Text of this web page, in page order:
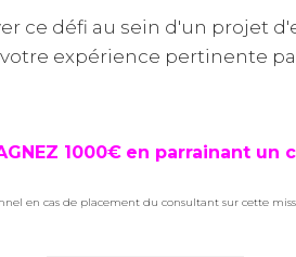
ce défi au sein d'un projet
expérience pertinente
1000€ en parrainant un
en cas de placement du consultant sur cette